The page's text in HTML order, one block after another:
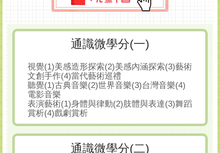
通識微學分(一)
視覺(1)美感造形探索(2)美感內涵探索(3)藝術
文創手作(4)當代藝術巡禮
聽覺(1)古典音樂(2)世界音樂(3)台灣音樂(4)
電影音樂
表演藝術(1)身體與律動(2)肢體與表達(3)舞蹈
賞析(4)戲劇賞析
通識微學分(二)